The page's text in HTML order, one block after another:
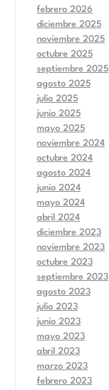
febrero 2026
diciembre 2025
noviembre 2025
octubre 2025
septiembre 2025
agosto 2025
julio 2025
junio 2025
mayo 2025
noviembre 2024
octubre 2024
agosto 2024
junio 2024
mayo 2024
abril 2024
diciembre 2023
noviembre 2023
octubre 2023
septiembre 2023
agosto 2023
julio 2023
junio 2023
mayo 2023
abril 2023
marzo 2023
febrero 2023